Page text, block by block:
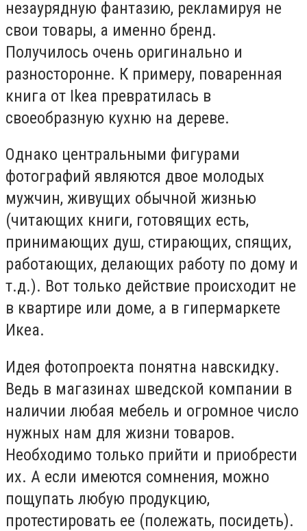
незаурядную фантазию, рекламируя не
свои товары, а именно бренд.
Получилось очень оригинально и
разносторонне. К примеру, поваренная
книга от Ikea превратилась в
своеобразную кухню на дереве.
Однако центральными фигурами
фотографий являются двое молодых
мужчин, живущих обычной жизнью
(читающих книги, готовящих есть,
принимающих душ, стирающих, спящих,
работающих, делающих работу по дому и
т.д.). Вот только действие происходит не
в квартире или доме, а в гипермаркете
Икеа.
Идея фотопроекта понятна навскидку.
Ведь в магазинах шведской компании в
наличии любая мебель и огромное число
нужных нам для жизни товаров.
Необходимо только прийти и приобрести
их. А если имеются сомнения, можно
пощупать любую продукцию,
протестировать ее (полежать, посидеть).